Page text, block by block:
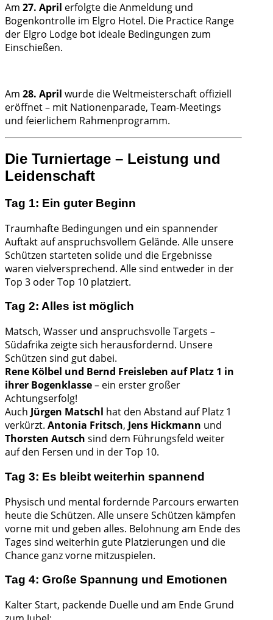
Am 27. April erfolgte die Anmeldung und
Bogenkontrolle im Elgro Hotel. Die Practice Range
der Elgro Lodge bot ideale Bedingungen zum
Einschießen.
Am 28. April wurde die Weltmeisterschaft offiziell
eröffnet – mit Nationenparade, Team-Meetings
und feierlichem Rahmenprogramm.
Die Turniertage – Leistung und
Leidenschaft
Tag 1: Ein guter Beginn
Traumhafte Bedingungen und ein spannender
Auftakt auf anspruchsvollem Gelände. Alle unsere
Schützen starteten solide und die Ergebnisse
waren vielversprechend. Alle sind entweder in der
Top 3 oder Top 10 platziert.
Tag 2: Alles ist möglich
Matsch, Wasser und anspruchsvolle Targets –
Südafrika zeigte sich herausfordernd. Unsere
Schützen sind gut dabei.
Rene Kölbel und Bernd Freisleben auf Platz 1 in
ihrer Bogenklasse– ein erster großer
Achtungserfolg!
Auch Jürgen Matschl hat den Abstand auf Platz 1
verkürzt. Antonia Fritsch, Jens Hickmann und
Thorsten Autsch sind dem Führungsfeld weiter
auf den Fersen und in der Top 10.
Tag 3: Es bleibt weiterhin spannend
Physisch und mental fordernde Parcours erwarten
heute die Schützen. Alle unsere Schützen kämpfen
vorne mit und geben alles. Belohnung am Ende des
Tages sind weiterhin gute Platzierungen und die
Chance ganz vorne mitzuspielen.
Tag 4: Große Spannung und Emotionen
Kalter Start, packende Duelle und am Ende Grund